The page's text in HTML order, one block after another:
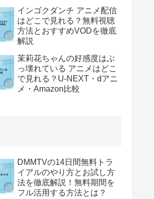
インゴクダンチ アニメ配信
はどこで見れる？無料視聴
方法とおすすめVODを徹底
解説
茉莉花ちゃんの好感度はぶ
っ壊れている アニメはどこ
で見れる？U-NEXT・dアニ
メ・Amazon比較
DMMTVの14日間無料トラ
イアルのやり方とお試し方
法を徹底解説！無料期間を
フル活用する方法とは？